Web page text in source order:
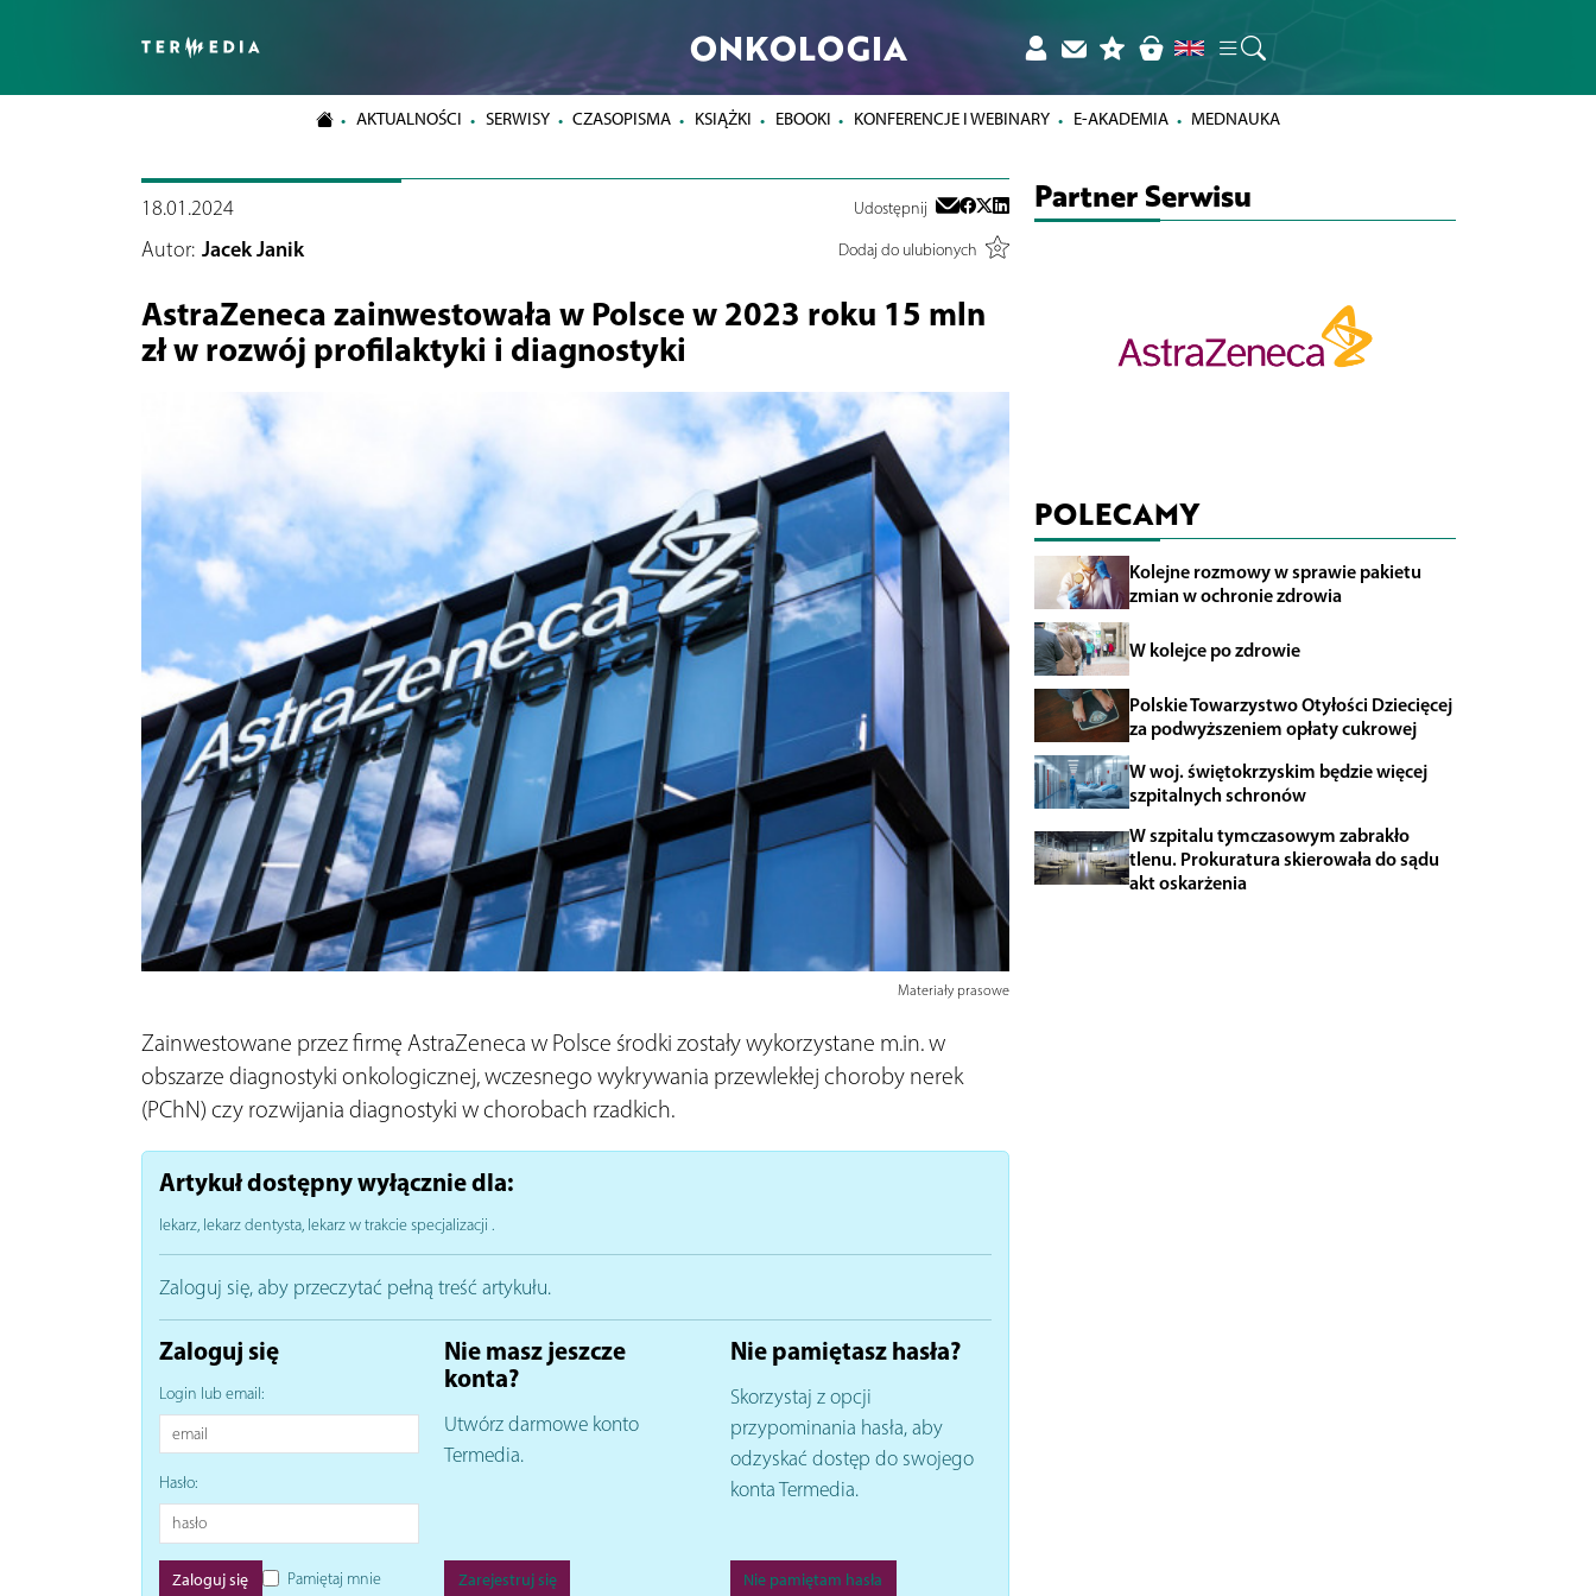
ONKOLOGIA
AKTUALNOŚCI SERWISY CZASOPISMA KSIĄŻKI EBOOKI KONFERENCJE I WEBINARY E-AKADEMIA MEDNAUKA
18.01.2024 Udostępnij
Autor: Jacek Janik Dodaj do ulubionych
AstraZeneca zainwestowała w Polsce w 2023 roku 15 mln
zł w rozwój profilaktyki i diagnostyki
Materiały prasowe
Zainwestowane przez firmę AstraZeneca w Polsce środki zostały wykorzystane m.in. w
obszarze diagnostyki onkologicznej, wczesnego wykrywania przewlekłej choroby nerek
(PChN) czy rozwijania diagnostyki w chorobach rzadkich.
Artykuł dostępny wyłącznie dla:
lekarz, lekarz dentysta, lekarz w trakcie specjalizacji .
Zaloguj się, aby przeczytać pełną treść artykułu.
Zaloguj się
Login lub email:
Hasło:
Pamiętaj mnie
Nie masz jeszcze
konta?
Utwórz darmowe konto
Termedia.
Zarejestruj się
Nie pamiętasz hasła?
Skorzystaj z opcji
przypominania hasła, aby
odzyskać dostęp do swojego
konta Termedia.
Nie pamiętam hasła
Partner Serwisu
POLECAMY
Kolejne rozmowy w sprawie pakietu
zmian w ochronie zdrowia
W kolejce po zdrowie
Polskie Towarzystwo Otyłości Dziecięcej
za podwyższeniem opłaty cukrowej
W woj. świętokrzyskim będzie więcej
szpitalnych schronów
W szpitalu tymczasowym zabrakło
tlenu. Prokuratura skierowała do sądu
akt oskarżenia